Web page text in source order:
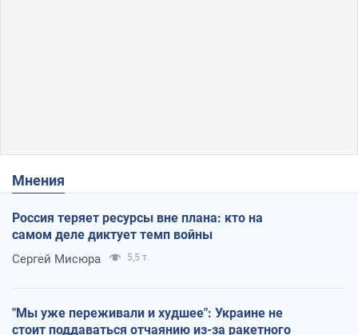
Мнения
Россия теряет ресурсы вне плана: кто на
самом деле диктует темп войны
Сергей Мисюра 5,5 т.
"Мы уже переживали и худшее": Украине не
стоит поддаваться отчаянию из-за ракетного